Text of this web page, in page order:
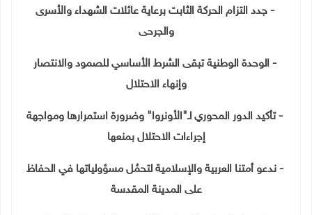
- جدد التزام الحركة الثابت برعاية عائلات الشهداء والأسرى
والجرحى
- الوحدة الوطنية تبقى الشرط الأساسي للصمود والانتصار
وإنهاء الاحتلال
-تأكيد الدور المحوري لـ"الأونروا" وضرورة استمرارها ومواجهة
إجراءات الاحتلال بمنعها
- ندعو أمتنا العربية والإسلامية لتحمُل مسؤولياتها في الحفاظ
على المدينة المقدسة